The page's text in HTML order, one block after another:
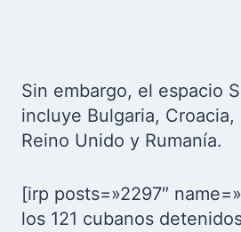
Sin embargo, el espacio
incluye Bulgaria, Croacia,
Reino Unido y Rumanía.
[irp posts=»2297″
los 121 cubanos